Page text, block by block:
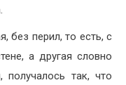
без перил, то есть, с
а другая словно
так, что